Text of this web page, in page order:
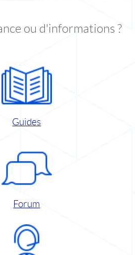
ou d'informations ?
Guides
Forum